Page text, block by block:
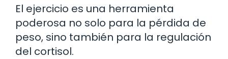
El ejercicio es una herramienta
poderosa no solo para la pérdida de
peso, sino también para la regulación
del cortisol.